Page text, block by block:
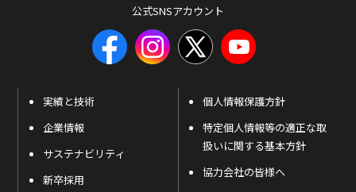
公式SNSアカウント
実績と技術
企業情報
サステナビリティ
新卒採用
個人情報保護方針
特定個人情報等の適正な取
扱いに関する基本方針
協力会社の皆様へ